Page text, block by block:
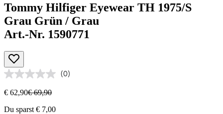
Tommy Hilfiger Eyewear TH 1975/S
Grau Grün / Grau
Art.-Nr. 1590771
(0)
€ 62,90€ 69,90
Du sparst € 7,00